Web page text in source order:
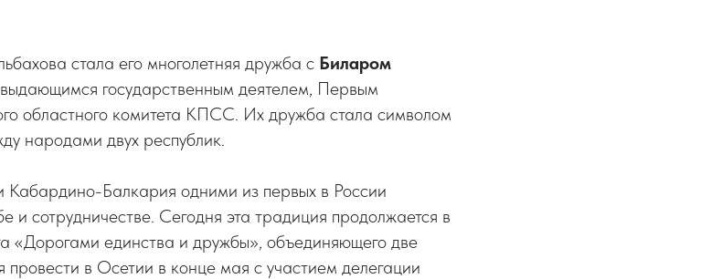
стала его многолетняя дружба с Биларом
государственным деятелем, Первым
областного комитета КПСС. Их дружба стала символом
народами двух республик.
Балкария одними из первых в России
и сотрудничестве. Сегодня эта традиция продолжается в
«Дорогами единства и дружбы», объединяющего две
провести в Осетии в конце мая с участием делегации